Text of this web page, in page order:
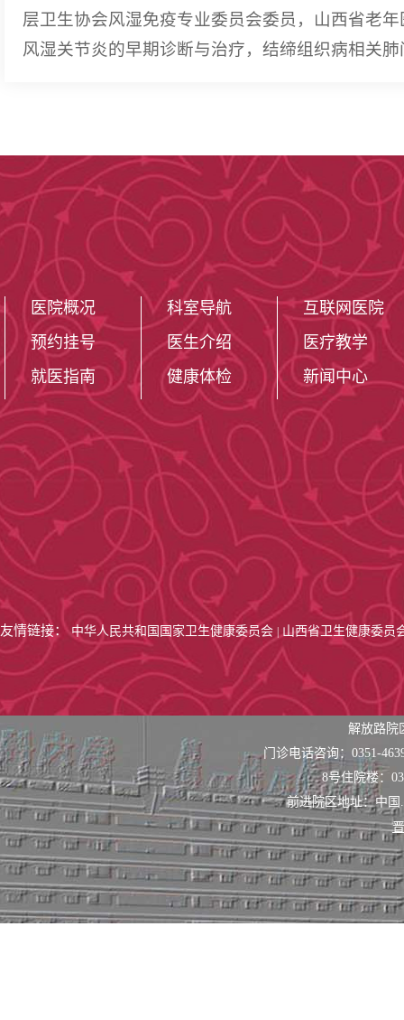
层卫生协会风湿免疫专业委员会委员，山西省老
风湿关节炎的早期诊断与治疗，结缔组织病相关
医院概况
预约挂号
就医指南
科室导航
医生介绍
健康体检
互联网医院
医疗教学
新闻中心
友情链接：中华人民共和国国家卫生健康委员会 山西省卫生健康委员
解放路
门诊电话咨询：0351-
8号住院楼：
前进院区地址：中